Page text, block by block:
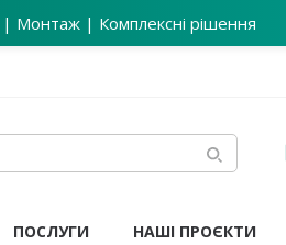
| Монтаж | Комплексні рішення
ПОСЛУГИ НАШІ ПРОЄКТИ